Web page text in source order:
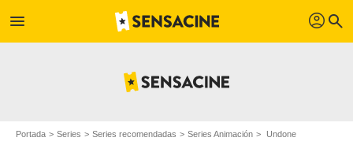
menu profil search
Portada Series Series recomendadas Series Animación Undone